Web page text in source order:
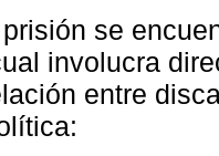
se
involucra
entre